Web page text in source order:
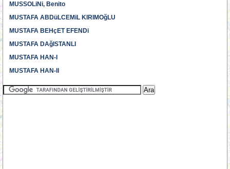
MUSSOLiNi, Benito
MUSTAFA ABDüLCEMiL KIRIMOğLU
MUSTAFA BEHçET EFENDi
MUSTAFA DAğISTANLI
MUSTAFA HAN-I
MUSTAFA HAN-II